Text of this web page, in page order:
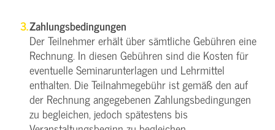
Zahlungsbedingungen
Der Teilnehmer erhält über sämtliche Gebühren eine
Rechnung. In diesen Gebühren sind die Kosten für
eventuelle Seminarunterlagen und Lehrmittel
enthalten. Die Teilnahmegebühr ist gemäß den auf
der Rechnung angegebenen Zahlungsbedingungen
zu begleichen, jedoch spätestens bis